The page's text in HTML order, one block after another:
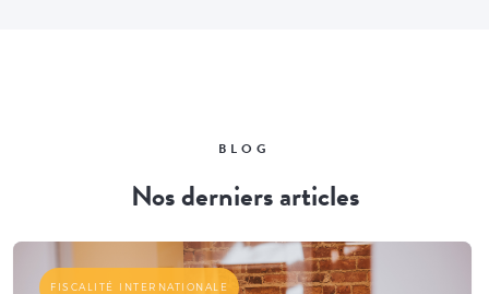
BLOG
Nos derniers articles
FISCALITÉ INTERNATIONALE